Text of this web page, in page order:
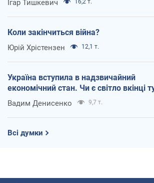
Ігар Тишкевич 16,2 т.
Коли закінчиться війна?
Юрій Хрістензен 12,1 т.
Україна вступила в надзвичайний
економічний стан. Чи є світло вкінці
Вадим Денисенко 9,7 т.
Всі думки